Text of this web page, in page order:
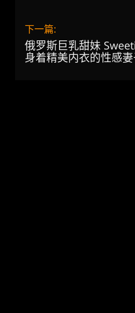
下一篇:
俄罗斯巨乳甜妹
身着精美内衣的性感